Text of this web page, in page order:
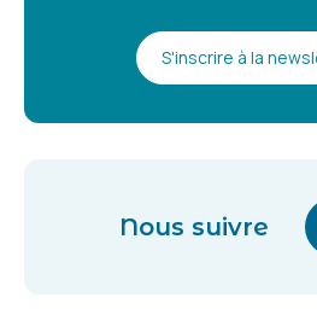
S'inscrire à la
Nous suivre